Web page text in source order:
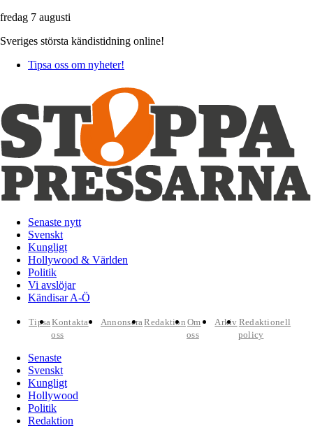
fredag 7 augusti
Sveriges största kändistidning online!
Tipsa oss om nyheter!
Senaste nytt
Svenskt
Kungligt
Hollywood & Världen
Politik
Vi avslöjar
Kändisar A-Ö
TipsaKontakta
oss
AnnonseraRedaktion Om
oss
Arkiv Redaktionell
policy
Senaste
Svenskt
Kungligt
Hollywood
Politik
Redaktion